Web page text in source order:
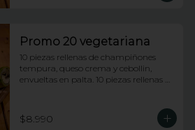
Promo 20 vegetariana
10 piezas rellenas de champiñones
tempura, queso crema y cebollin,
envueltas en palta. 10 piezas rellenas de
$8.990